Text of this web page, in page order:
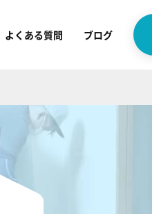
よくある質問 ブログ